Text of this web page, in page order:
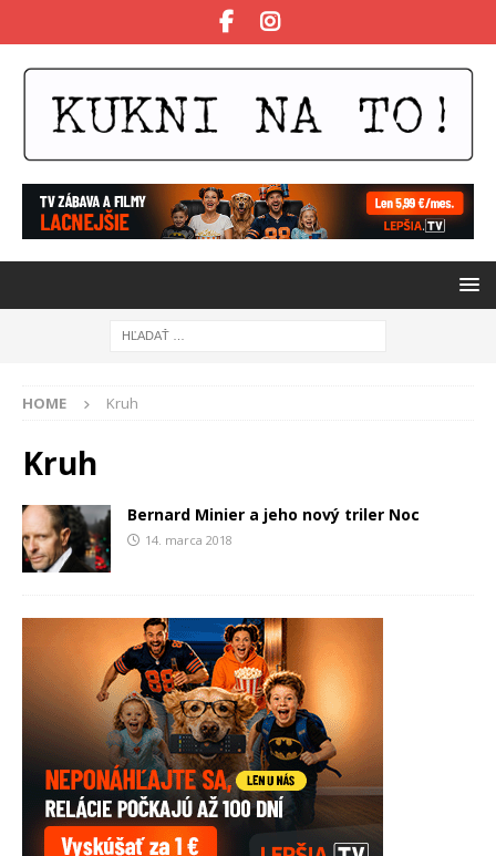
HOME Kruh
Kruh
Bernard Minier a jeho nový triler Noc
14. marca 2018